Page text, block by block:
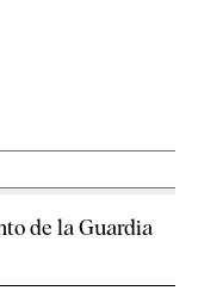
de la Guardia